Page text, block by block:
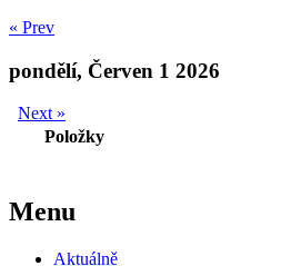
« Prev
pondělí, Červen 1 2026
Next »
Položky
Menu
Aktuálně